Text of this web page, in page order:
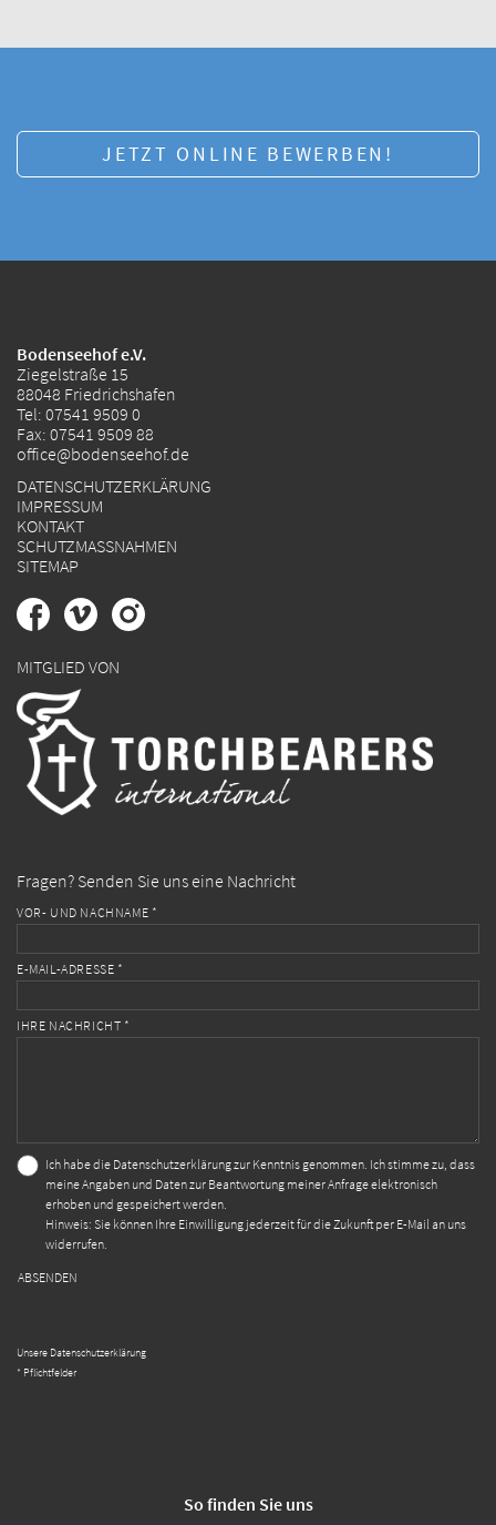
JETZT ONLINE BEWERBEN!
Bodenseehof e.V.
Ziegelstraße 15
88048 Friedrichshafen
Tel: 07541 9509 0
Fax: 07541 9509 88
office@bodenseehof.de
DATENSCHUTZERKLÄRUNG
IMPRESSUM
KONTAKT
SCHUTZMASSNAHMEN
SITEMAP
MITGLIED VON
Fragen? Senden Sie uns eine Nachricht
VOR- UND NACHNAME *
E-MAIL-ADRESSE *
IHRE NACHRICHT *
Ich habe die Datenschutzerklärungzur Kenntnis genommen. Ich stimme zu, dass
meine Angaben und Daten zur Beantwortung meiner Anfrage elektronisch
erhoben und gespeichert werden.
Hinweis: Sie können Ihre Einwilligung jederzeit für die Zukunft per E-Mail an uns
widerrufen.
ABSENDEN
Unsere Datenschutzerklärung
* Pflichtfelder
So finden Sie uns